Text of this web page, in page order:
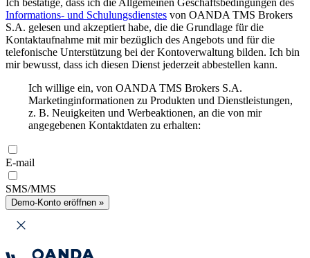
Ich bestätige, dass ich die Allgemeinen Geschäftsbedingungen des
Informations- und Schulungsdienstes von OANDA TMS Brokers
S.A. gelesen und akzeptiert habe, die die Grundlage für die
Kontaktaufnahme mit mir bezüglich des Angebots und für die
telefonische Unterstützung bei der Kontoverwaltung bilden. Ich bin
mir bewusst, dass ich diesen Dienst jederzeit abbestellen kann.
Ich willige ein, von OANDA TMS Brokers S.A.
Marketinginformationen zu Produkten und Dienstleistungen,
z. B. Neuigkeiten und Werbeaktionen, an die von mir
angegebenen Kontaktdaten zu erhalten:
E-mail
SMS/MMS
Demo-Konto eröffnen »